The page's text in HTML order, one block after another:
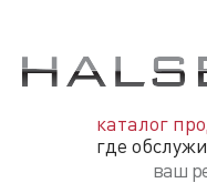
каталог
где
ваш